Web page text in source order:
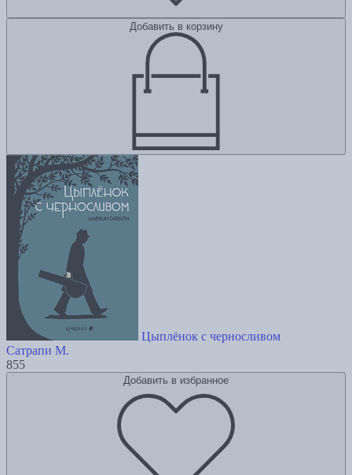
Добавить в корзину
Цыплёнок с черносливом
Сатрапи М.
855
Добавить в избранное